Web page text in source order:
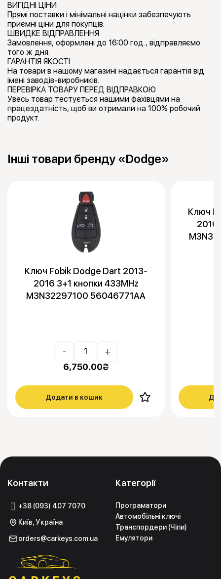
ВИГІДНІ ЦІНИ
Прямі поставки і мінімальні націнки забезпечують
приємні ціни для покупців.
ШВИДКЕ ВІДПРАВЛЕННЯ
Замовлення, оформлені до 16:00 год., відправляємо
того ж дня.
ГАРАНТІЯ ЯКОСТІ
На товари в нашому магазині надається гарантія від
імені заводів-виробників.
ПЕРЕВІРКА ТОВАРУ ПЕРЕД ВІДПРАВКОЮ
Увесь товар тестується нашими фахівцями на
працездатність, щоб ви отримали на 100% робочий
продукт.
Інші товари бренду «Dodge»
Ключ Fobik Dodge Dart 2013-
2016 3+1 кнопки 433MHz
M3N32297100 56046771AA
- +
6,750.00₴
Додати в кошик
Ключ
2016
Контакти
+38 (093) 407 7070
Київ, Україна
orders@carkeys.com.ua
Категорії
Програматори
Автомобільні ключі
Транспордери (Чіпи)
Емулятори